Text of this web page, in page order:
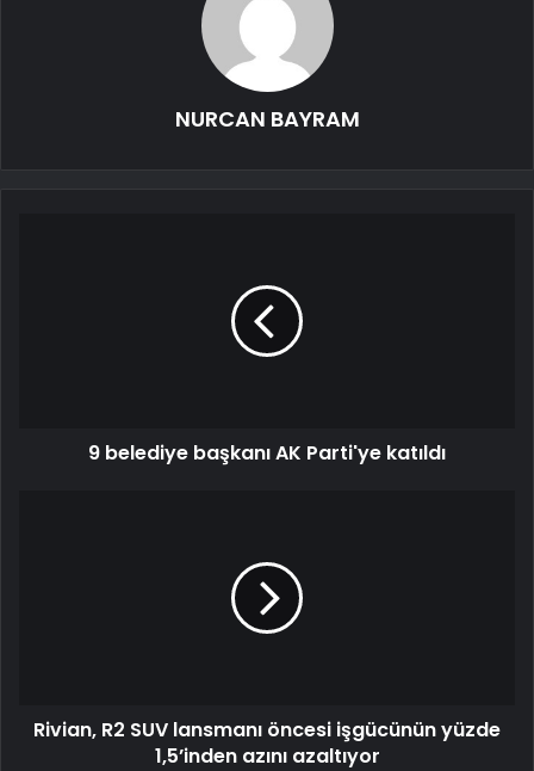
NURCAN BAYRAM
9 belediye başkanı AK Parti'ye katıldı
Rivian, R2 SUV lansmanı öncesi işgücünün yüzde
1,5’inden azını azaltıyor